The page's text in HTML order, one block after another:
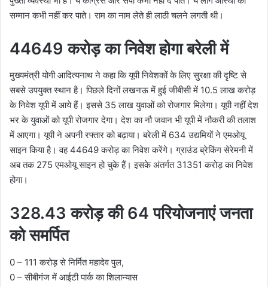
सम्मान कभी नहीं कर पाते। राम का नाम लेते ही लाठी चलने लगती थी।
44649 करोड़ का निवेश होगा बरेली में
मुख्यमंत्री योगी आदित्यनाथ ने कहा कि यूपी निवेशकों के लिए सुरक्षा की दृष्टि से
सबसे उपयुक्त स्थान है। पिछले दिनों लखनऊ में हुई जीबीसी में 10.5 लाख करोड़
के निवेश यूपी में आये हैं। इससे 35 लाख युवाओं को रोजगार मिलेगा। यूपी नहीं देश
भर के युवाओं को यूपी रोजगार देगा। देश का नौ जवान भी यूपी में नौकरी की तलाश
में आएगा। यूपी ने अपनी रफ्तार को बढ़ाया। बरेली में 634 उद्यमियों ने एमओयू
साइन किया है। वह 44649 करोड़ का निवेश करेंगे। ग्राउंड ब्रेकिंग सेरेमनी में
अब तक 275 एमओयू साइन हो चुके हैं। इसके अंतर्गत 31351 करोड़ का निवेश
होगा।
328.43 करोड़ की 64 परियोजनाएं जनता
को समर्पित
0 – 111 करोड़ से निर्मित महादेव पुल,
0 – सीबीगंज में आईटी पार्क का शिलान्यास